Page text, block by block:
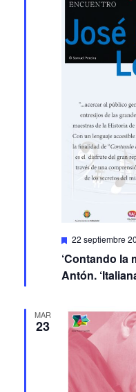
Featured
22 septiembre
‘Contando la
Antón.
MAR
23